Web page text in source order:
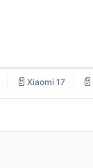
📄 Xiaomi 17 📄